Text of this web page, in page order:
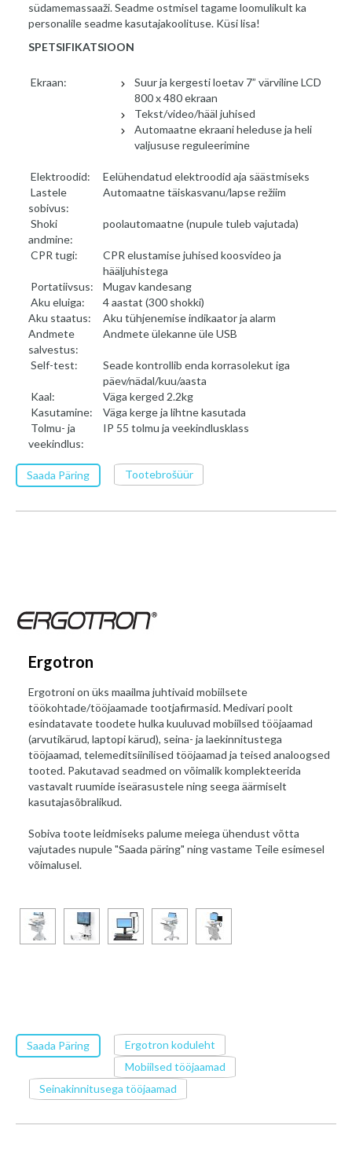
südamemassaaži. Seadme ostmisel tagame loomulikult ka
personalile seadme kasutajakoolituse. Küsi lisa!
SPETSIFIKATSIOON
Ekraan:
Suur ja kergesti loetav 7” värviline LCD
800 x 480 ekraan
Tekst/video/hääl juhised
Automaatne ekraani heleduse ja heli
valjususe reguleerimine
Elektroodid:
Eelühendatud elektroodid aja säästmiseks
Lastele
sobivus:
Automaatne täiskasvanu/lapse režiim
Shoki
andmine:
poolautomaatne (nupule tuleb vajutada)
CPR tugi:
CPR elustamise juhised koosvideo ja
hääljuhistega
Portatiivsus:
Mugav kandesang
Aku eluiga:
4 aastat (300 shokki)
Aku staatus:
Aku tühjenemise indikaator ja alarm
Andmete
salvestus:
Andmete ülekanne üle USB
Self-test:
Seade kontrollib enda korrasolekut iga
päev/nädal/kuu/aasta
Kaal:
Väga kerged 2.2kg
Kasutamine:
Väga kerge ja lihtne kasutada
Tolmu- ja
veekindlus:
IP 55 tolmu ja veekindlusklass
Saada Päring Tootebrošüür
Ergotron
Ergotroni on üks maailma juhtivaid mobiilsete
töökohtade/tööjaamade tootjafirmasid. Medivari poolt
esindatavate toodete hulka kuuluvad mobiilsed tööjaamad
(arvutikärud, laptopi kärud), seina- ja laekinnitustega
tööjaamad, telemeditsiinilised tööjaamad ja teised analoogsed
tooted. Pakutavad seadmed on võimalik komplekteerida
vastavalt ruumide iseärasustele ning seega äärmiselt
kasutajasõbralikud.
Sobiva toote leidmiseks palume meiega ühendust võtta
vajutades nupule "Saada päring" ning vastame Teile esimesel
võimalusel.
Saada Päring
Ergotron koduleht
Mobiilsed tööjaamad
Seinakinnitusega tööjaamad